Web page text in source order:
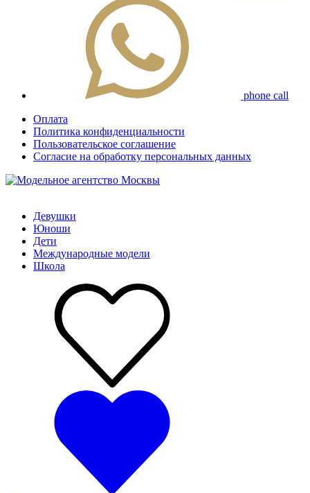
phone call
Оплата
Политика конфиденциальности
Пользовательское соглашение
Согласие на обработку персональных данных
Девушки
Юноши
Дети
Международные модели
Школа